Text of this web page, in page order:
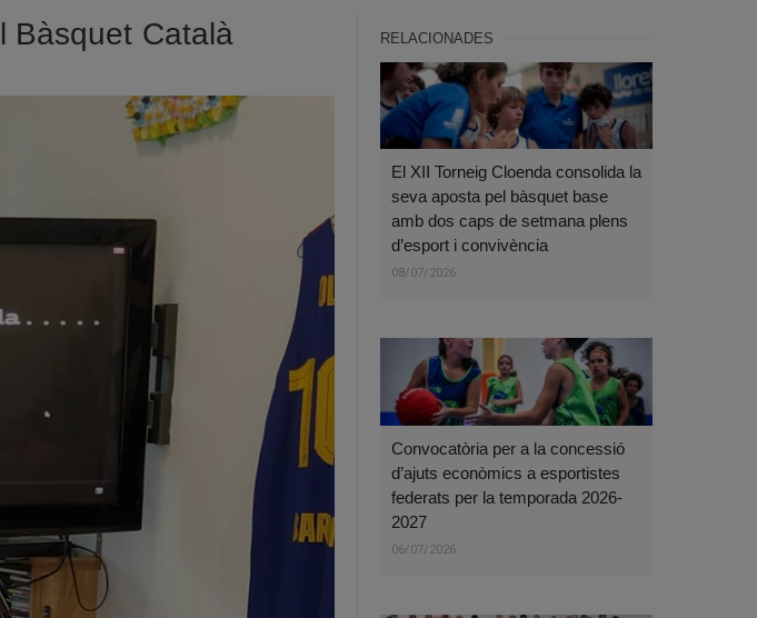
Bàsquet Català RELACIONADES
El XII Torneig Cloenda consolida la
seva aposta pel bàsquet base
amb dos caps de setmana plens
d’esport i convivència
08/07/2026
Convocatòria per a la concessió
d’ajuts econòmics a esportistes
federats per la temporada 2026-
2027
06/07/2026